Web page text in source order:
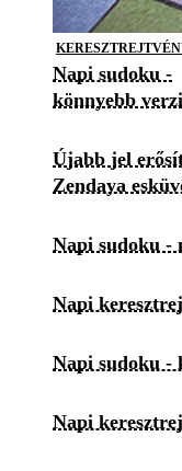
Napi sudoku -
könnyebb
Újabb jel
Zendaya
Napi sudoku -
Napi
Napi sudoku -
Napi